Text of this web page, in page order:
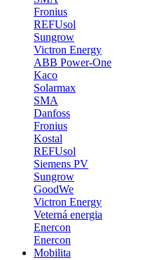
Fronius
REFUsol
Sungrow
Victron Energy
ABB Power-One
Kaco
Solarmax
SMA
Danfoss
Fronius
Kostal
REFUsol
Siemens PV
Sungrow
GoodWe
Victron Energy
Veterná energia
Enercon
Enercon
Mobilita